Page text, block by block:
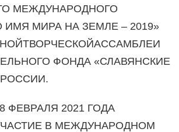
МЕЖДУНАРОДНОГО
ИМЯ МИРА НА ЗЕМЛЕ – 2019»
ФОНДА «СЛАВЯНСКИЕ
ФЕВРАЛЯ 2021 ГОДА
В МЕЖДУНАРОДНОМ